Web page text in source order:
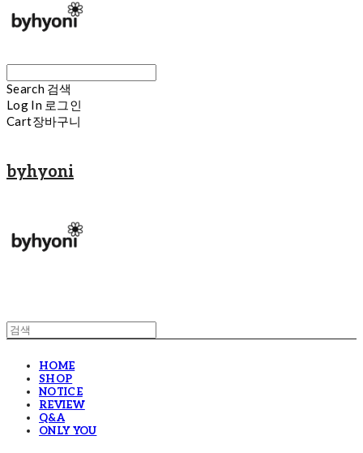
Search 검색
Log In 로그인
Cart장바구니
byhyoni
HOME
SHOP
NOTICE
REVIEW
Q&A
ONLY YOU